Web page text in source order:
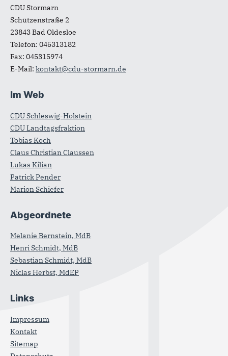
CDU Stormarn
Schützenstraße 2
23843Bad Oldesloe
Telefon: 045313182
Fax: 045315974
E-Mail: kontakt@cdu-stormarn.de
Im Web
CDU Schleswig-Holstein
CDU Landtagsfraktion
Tobias Koch
Claus Christian Claussen
Lukas Kilian
Patrick Pender
Marion Schiefer
Abgeordnete
Melanie Bernstein, MdB
Henri Schmidt, MdB
Sebastian Schmidt, MdB
Niclas Herbst, MdEP
Links
Impressum
Kontakt
Sitemap